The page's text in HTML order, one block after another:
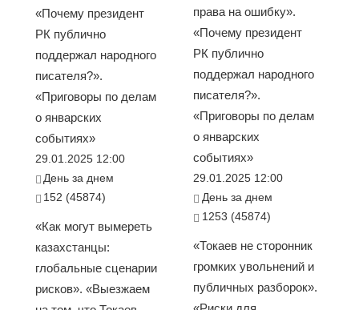
«Почему президент
РК публично
поддержал народного
писателя?».
«Приговоры по делам
о январских
событиях»
29.01.2025 12:00
День за днем
152 (45874)
«Как могут вымереть
казахстанцы:
глобальные сценарии
рисков». «Выезжаем
права на ошибку».
«Почему президент
РК публично
поддержал народного
писателя?».
«Приговоры по делам
о январских
событиях»
29.01.2025 12:00
День за днем
1253 (45874)
«Токаев не сторонник
громких увольнений и
публичных разборок».